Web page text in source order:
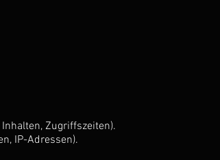
Zugriffszeiten).
IP-Adressen).